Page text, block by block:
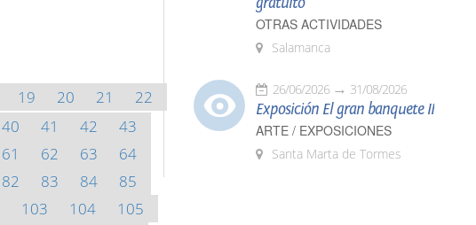
19 20 21
22
40 41 42
43
61 62 63
64
82 83 84
85
103 104
105
OTRAS ACTIVIDADES
Salamanca
26/06/2026 31/08/2026
Exposición El gran banquete II
ARTE / EXPOSICIONES
Santa Marta de Tormes